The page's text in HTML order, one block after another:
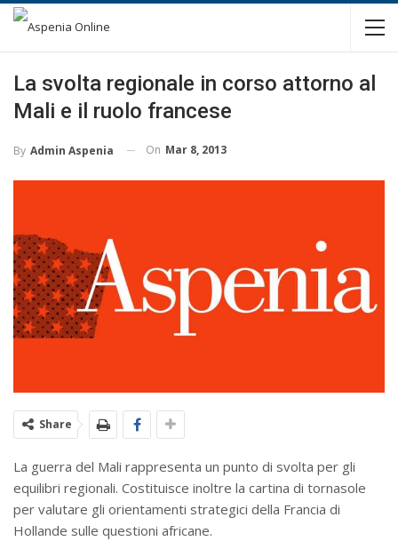
La svolta regionale in corso attorno al
Mali e il ruolo francese
By Admin Aspenia On Mar 8, 2013
Share
La guerra del Mali rappresenta un punto di svolta per gli
equilibri regionali. Costituisce inoltre la cartina di tornasole
per valutare gli orientamenti strategici della Francia di
Hollande sulle questioni africane.